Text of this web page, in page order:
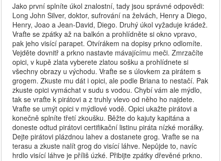
Jako první splníte úkol znalostní, tady jsou správné odpovědi:
Long John Silver, doktor, sufrování na želvách, Henry a Diego,
Henry, Joao a Jean-David, Diego. Druhý úkol vyžaduje krádež.
Vraťte se zpátky až na balkón a prohlídněte si okno vpravo,
pak jeho visící parapet. Otvírákem na dopisy prkno odlomíte.
Vejděte dovnitř a prkno nastavte mávajícímu meči. Zmrzačíte
opici, v kupě zlata vyberete zlatou sošku a prohlídnete si
všechny obrazy u východu. Vraťte se s úlovkem za pirátem s
grogem. Zkuste mu dát i opici, ale podle Briana to nestačí. Pak
zkuste opici vymáchat v sudu s vodou. Chybí vám ale mýdlo,
tak se vraťte k pirátovi a z truhly vlevo od něho ho najdete.
Vraťte se umýt opici v mýdlové vodě. Opici ukažte pirátovi a
konečně splníte třetí zkoušku. Běžte do kajuty kapitána a
doneste odtud pirátovi certifikační listinu piráta nízké morálky.
Dejte pirátovi plázdnou lahev a dostanete grog. Vraťte se na
terasu a zkuste nalít grog do visící láhve. Nepůjde to, navíc
hrdlo visící láhve je příliš úzké. Přibijte zpátky dřevěné prkno.